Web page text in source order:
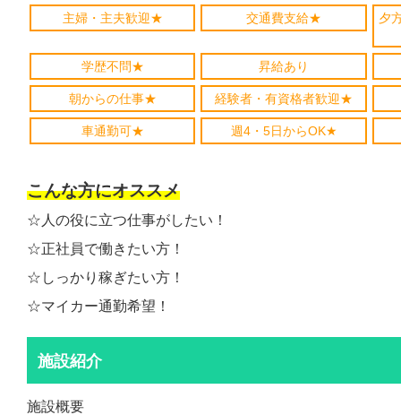
主婦・主夫歓迎★ 交通費支給★ 夕
学歴不問★ 昇給あり
朝からの仕事★ 経験者・有資格者歓迎★
車通勤可★ 週4・5日からOK★
こんな方にオススメ
☆人の役に立つ仕事がしたい！
☆正社員で働きたい方！
☆しっかり稼ぎたい方！
☆マイカー通勤希望！
施設紹介
施設概要